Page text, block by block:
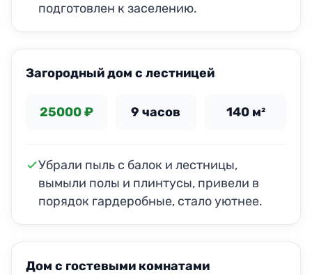
подготовлен к заселению.
Загородный дом с лестницей
25000 ₽ 9 часов 140 м²
Убрали пыль с балок и лестницы,
вымыли полы и плинтусы, привели в
порядок гардеробные, стало уютнее.
Дом с гостевыми комнатами